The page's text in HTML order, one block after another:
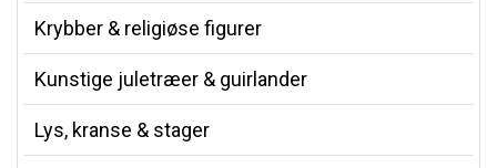
Krybber & religiøse figurer
Kunstige juletræer & guirlander
Lys, kranse & stager